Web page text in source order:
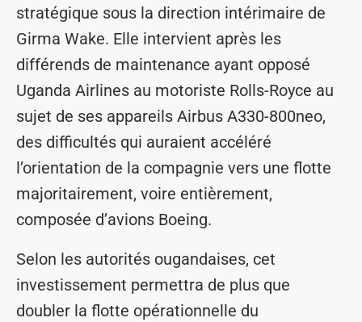
stratégique sous la direction intérimaire de
Girma Wake. Elle intervient après les
différends de maintenance ayant opposé
Uganda Airlines au motoriste Rolls-Royce au
sujet de ses appareils Airbus A330-800neo,
des difficultés qui auraient accéléré
l’orientation de la compagnie vers une flotte
majoritairement, voire entièrement,
composée d’avions Boeing.
Selon les autorités ougandaises, cet
investissement permettra de plus que
doubler la flotte opérationnelle du